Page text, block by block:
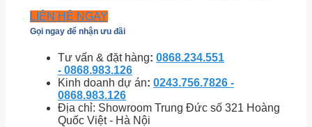
LIÊN HỆ NGAY
Gọi ngay để nhận ưu đãi
Tư vấn & đặt hàng: 0868.234.551
- 0868.983.126
Kinh doanh dự án: 0243.756.7826 -
0868.983.126
Địa chỉ: Showroom Trung Đức số 321 Hoàng
Quốc Việt - Hà Nội